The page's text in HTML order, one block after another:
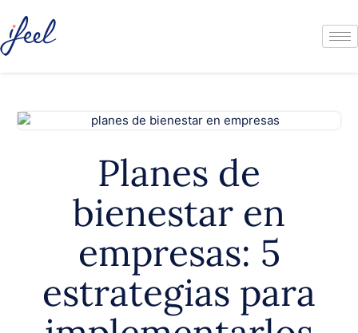
Planes de
bienestar en
empresas: 5
estrategias para